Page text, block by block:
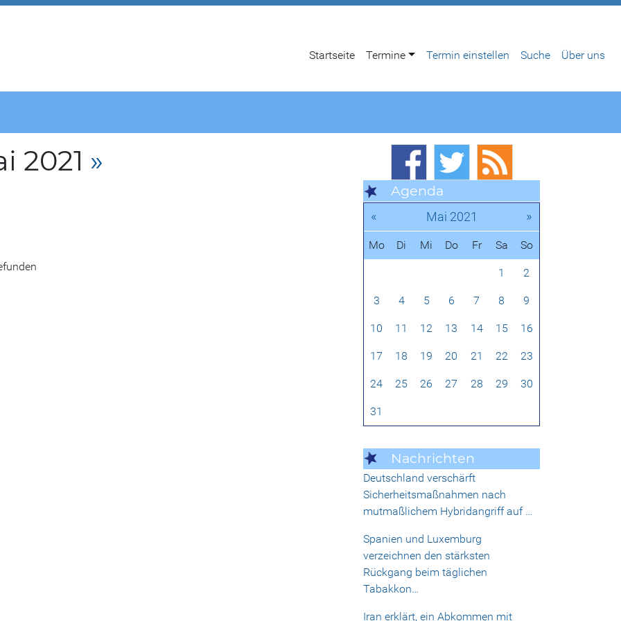
Startseite Termine Termin einstellen Suche Über uns
2021 »
Agenda
« Mai 2021 »
Mo Di Mi Do Fr Sa So
1 2
3 4 5 6 7 8 9
10 11 12 13 14 15 16
17 18 19 20 21 22 23
24 25 26 27 28 29 30
31
Nachrichten
Deutschland verschärft
Sicherheitsmaßnahmen nach
mutmaßlichem Hybridangriff auf …
Spanien und Luxemburg
verzeichnen den stärksten
Rückgang beim täglichen
Tabakkon…
Iran erklärt, ein Abkommen mit